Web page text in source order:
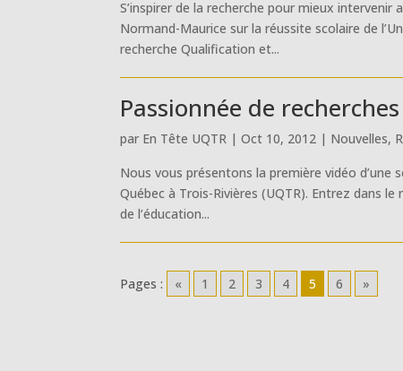
S’inspirer de la recherche pour mieux intervenir
Normand-Maurice sur la réussite scolaire de
recherche Qualification et...
Passionnée de
par En Tête UQTR |Oct 10, 2012 | Nouvelles,
Nous vous présentons la première vidéo d’une
Québec à Trois-Rivières (UQTR). Entrez dans
de l’éducation...
Pages : « 1 2 3 4 5 6 »